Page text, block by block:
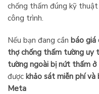
chống thấm đúng kỹ
công trình.
Nếu bạn đang cần báo giá
thợ chống thấm tường uy
tường ngoài bị nứt thấm ở
được khảo sát miễn phí
Meta